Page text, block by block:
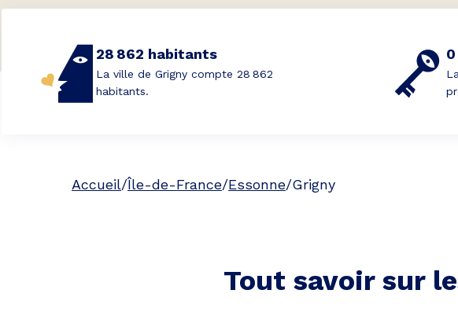
28 862 habitants
La ville de Grigny compte 28 862
habitants.
Accueil/Île-de-France/Essonne/Grigny
Tout savoir sur